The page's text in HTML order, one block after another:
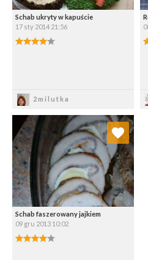
Schab ukryty w kapuście
17 sty 2014 21:56
2milutka
Schab faszerowany jajkiem
09 gru 2013 10:02
Dodaj do ulubionych
Wybierz listę: